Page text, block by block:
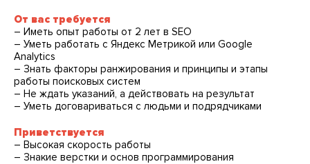
От вас требуется
– Иметь опыт работы от 2 лет в SEO
– Уметь работать с Яндекс Метрикой или Google
Analytics
– Знать факторы ранжирования и принципы и этапы
работы поисковых систем
– Не ждать указаний, а действовать на результат
– Уметь договариваться с людьми и подрядчиками
Приветствуется
– Высокая скорость работы
– Знакие верстки и основ программирования